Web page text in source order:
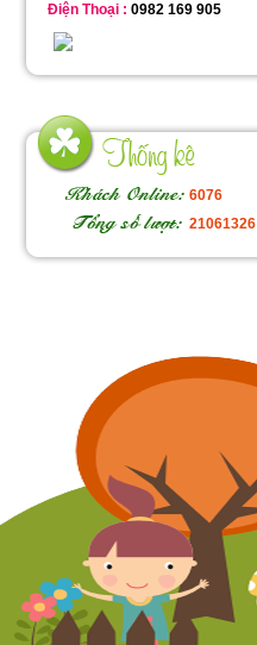
Điện Thoại : 0982 169 905
6076
21061326